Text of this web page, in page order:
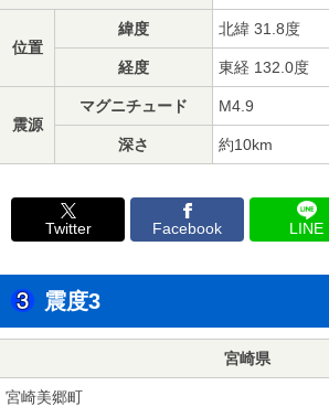
位置
緯度 北緯 31.8度
経度 東経 132.0度
震源
マグニチュード M4.9
深さ 約10km
Twitter Facebook LINE
震度3
宮崎県
宮崎美郷町